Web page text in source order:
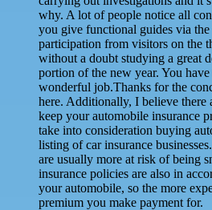
why. A lot of people notice all
you give functional guides via
participation from visitors on the
without a doubt studying a great
portion of the new year. You
wonderful job.Thanks for the
here. Additionally, I believe there
keep your automobile insurance
take into consideration buying
listing of car insurance
are usually more at risk of being
insurance policies are also in
your automobile, so the more
premium you make payment for.